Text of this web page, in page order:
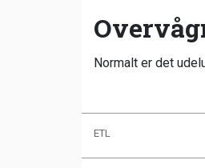
Normalt er det
ETL